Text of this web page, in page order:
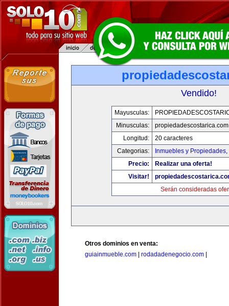
Vendido!
Mayusculas:
Minusculas:
propiedadescostarica.com
Longitud:
20 caracteres
Categorias:
Inmuebles y Propiedades,
Precio:
Realizar una oferta!
Visitar!
Serán consideradas
Otros dominios en venta:
guiainmueble.com
rodadadenegocio.com